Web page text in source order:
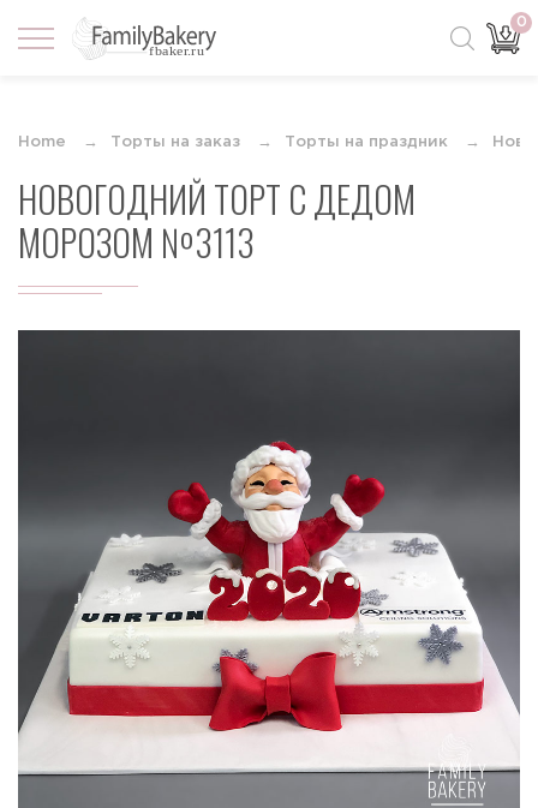
0
Home Торты на заказ Торты на праздник
НОВОГОДНИЙ ТОРТ С ДЕДОМ
МОРОЗОМ №3113